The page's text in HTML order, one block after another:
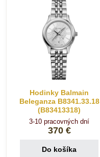
Hodinky Balmain
Beleganza B8341.33.18
(B83413318)
3-10 pracovných dní
370 €
Do košíka